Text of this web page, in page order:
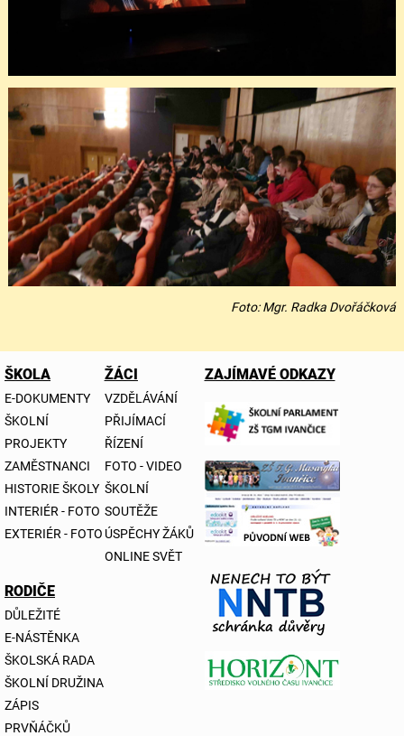
Foto: Mgr. Radka Dvořáčková
ŠKOLA
E-DOKUMENTY
ŠKOLNÍ
PROJEKTY
ZAMĚSTNANCI
HISTORIE ŠKOLY
INTERIÉR - FOTO
EXTERIÉR - FOTO
ŽÁCI
VZDĚLÁVÁNÍ
PŘIJÍMACÍ
ŘÍZENÍ
FOTO - VIDEO
ŠKOLNÍ
SOUTĚŽE
ÚSPĚCHY ŽÁKŮ
ONLINE SVĚT
RODIČE
DŮLEŽITÉ
E-NÁSTĚNKA
ŠKOLSKÁ RADA
ŠKOLNÍ DRUŽINA
ZÁPIS
PRVŇÁČKŮ
ZAJÍMAVÉ ODKAZY